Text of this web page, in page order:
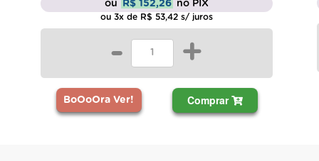
ou R$ 152,26 no PIX
ou 3x de R$ 53,42 s/ juros
- +
BoOoOra Ver! Comprar